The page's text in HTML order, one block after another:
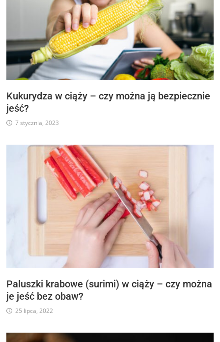
Kukurydza w ciąży – czy można ją bezpiecznie
jeść?
7 stycznia, 2023
Paluszki krabowe (surimi) w ciąży – czy można
je jeść bez obaw?
25 lipca, 2022